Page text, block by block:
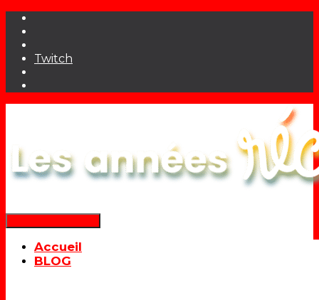
Twitch
Accueil
BLOG